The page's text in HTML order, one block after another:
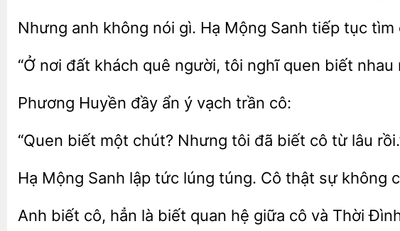
Nhưng anh không nói gì. Hạ Mộng Sanh
“Ở nơi đất khách quê tôi nghĩ quen biết nhau
Phương Huyền đầy ý trần
“Quen biết một chút? tôi đã biết cô lâu
Hạ Mộng Sanh lập tức lúng túng. thật sự không
Anh biết là biết quan giữa cô và Thời